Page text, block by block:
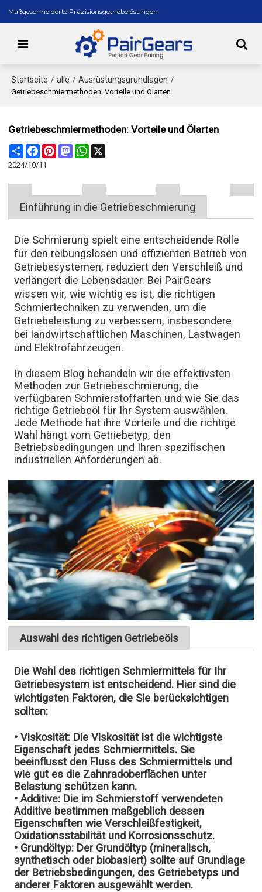
Maßgeschneiderte Präzisionsgetriebelösungen
Startseite / alle / Ausrüstungsgrundlagen /
Getriebeschmiermethoden: Vorteile und Ölarten
Getriebeschmiermethoden: Vorteile und Ölarten
Share FacebookPinterestMastodonWhatsApp
2024/10/11
Einführung in die Getriebeschmierung
Die Schmierung spielt eine entscheidende Rolle
für den reibungslosen und effizienten Betrieb von
Getriebesystemen, reduziert den Verschleiß und
verlängert die Lebensdauer. Bei PairGears
wissen wir, wie wichtig es ist, die richtigen
Schmiertechniken zu verwenden, um die
Getriebeleistung zu verbessern, insbesondere
bei landwirtschaftlichen Maschinen, Lastwagen
und Elektrofahrzeugen.
In diesem Blog behandeln wir die effektivsten
Methoden zur Getriebeschmierung, die
verfügbaren Schmierstoffarten und wie Sie das
richtige Getriebeöl für Ihr System auswählen.
Jede Methode hat ihre Vorteile und die richtige
Wahl hängt vom Getriebetyp, den
Betriebsbedingungen und Ihren spezifischen
industriellen Anforderungen ab.
Auswahl des richtigen Getriebeöls
Die Wahl des richtigen Schmiermittels für Ihr
Getriebesystem ist entscheidend. Hier sind die
wichtigsten Faktoren, die Sie berücksichtigen
sollten:
• Viskosität: Die Viskosität ist die wichtigste
Eigenschaft jedes Schmiermittels. Sie
beeinflusst den Fluss des Schmiermittels und
wie gut es die Zahnradoberflächen unter
Belastung schützen kann.
• Additive: Die im Schmierstoff verwendeten
Additive bestimmen maßgeblich dessen
Eigenschaften wie Verschleißfestigkeit,
Oxidationsstabilität und Korrosionsschutz.
• Grundöltyp: Der Grundöltyp (mineralisch,
synthetisch oder biobasiert) sollte auf Grundlage
der Betriebsbedingungen, des Getriebetyps und
anderer Faktoren ausgewählt werden.